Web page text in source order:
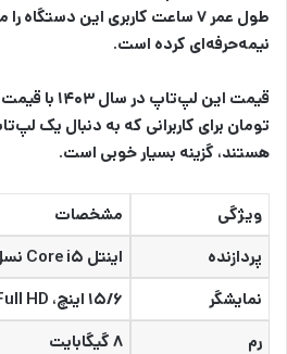
طول عمر ۷ ساعت کاربری این
نیمه‌حرفه‌ای کرده است.
تومان برای کاربرانی که به دنبال یک
هستند، گزینه‌ بسیار خوبی است.
ویژگی
مشخصات
پردازنده
اینتل Core i۵ نسل ۱۱
نمایشگر
۱۵/۶ اینچ، Full HD
رم
۸ گیگابایت